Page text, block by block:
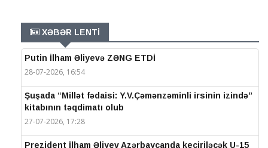
XƏBƏR LENTİ
Putin İlham Əliyevə ZƏNG ETDİ
28-07-2026, 16:54
Şuşada “Millət fədaisi: Y.V.Çəmənzəminli irsinin izində”
kitabının təqdimatı olub
27-07-2026, 17:28
Prezident İlham Əliyev Azərbaycanda keçiriləcək U-15